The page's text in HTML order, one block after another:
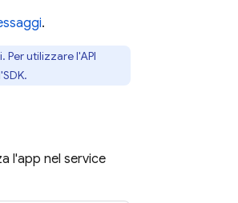
.
Per utilizzare l'API
l'app nel service